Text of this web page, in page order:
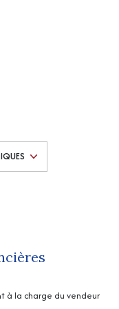
à la charge du vendeur